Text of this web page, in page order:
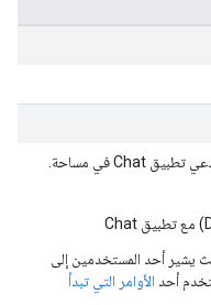
يرسل مستخدم رسالة إلى تطبيق Chat أو يستدعي تطبيق Chat في مساحة.
أحد المستخدمين إلى
الأوامر التي تبدأ